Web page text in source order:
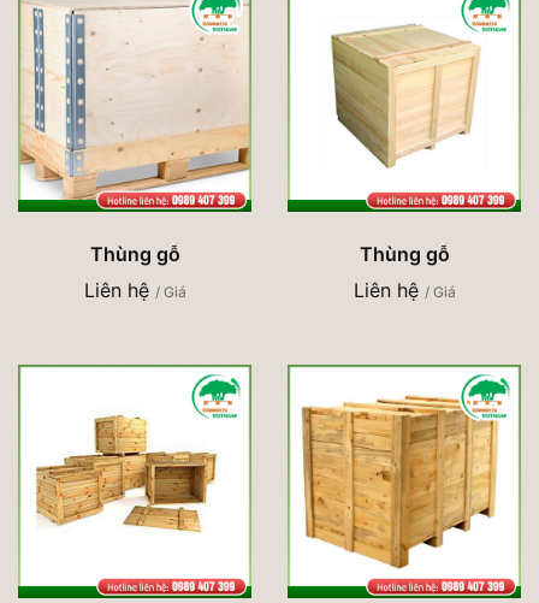
Thùng gỗ
Liên hệ / Giá
Thùng gỗ
Liên hệ / Giá